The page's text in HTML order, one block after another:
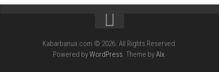
Kabarbanua.com © 2026. All Rights Reserved.
Powered byWordPress. Theme byAlx.